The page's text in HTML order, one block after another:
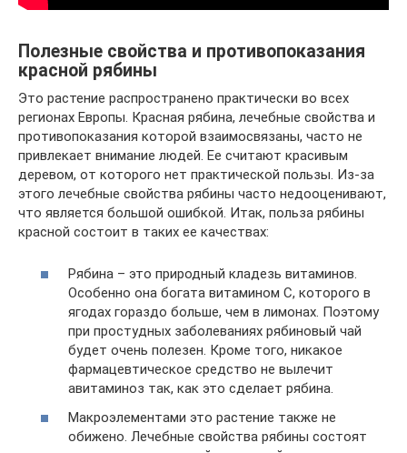
Полезные свойства и противопоказания
красной рябины
Это растение распространено практически во всех
регионах Европы. Красная рябина, лечебные свойства и
противопоказания которой взаимосвязаны, часто не
привлекает внимание людей. Ее считают красивым
деревом, от которого нет практической пользы. Из-за
этого лечебные свойства рябины часто недооценивают,
что является большой ошибкой. Итак, польза рябины
красной состоит в таких ее качествах:
Рябина – это природный кладезь витаминов.
Особенно она богата витамином С, которого в
ягодах гораздо больше, чем в лимонах. Поэтому
при простудных заболеваниях рябиновый чай
будет очень полезен. Кроме того, никакое
фармацевтическое средство не вылечит
авитаминоз так, как это сделает рябина.
Макроэлементами это растение также не
обижено. Лечебные свойства рябины состоят